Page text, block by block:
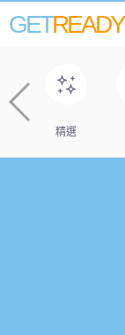
GETREADY
精選